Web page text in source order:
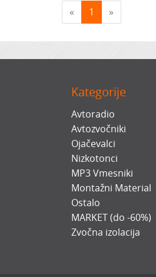
« 1 »
Kategorije
Avtoradio
Avtozvočniki
Ojačevalci
Nizkotonci
MP3 Vmesniki
Montažni Material
Ostalo
MARKET (do -60%)
Zvočna izolacija